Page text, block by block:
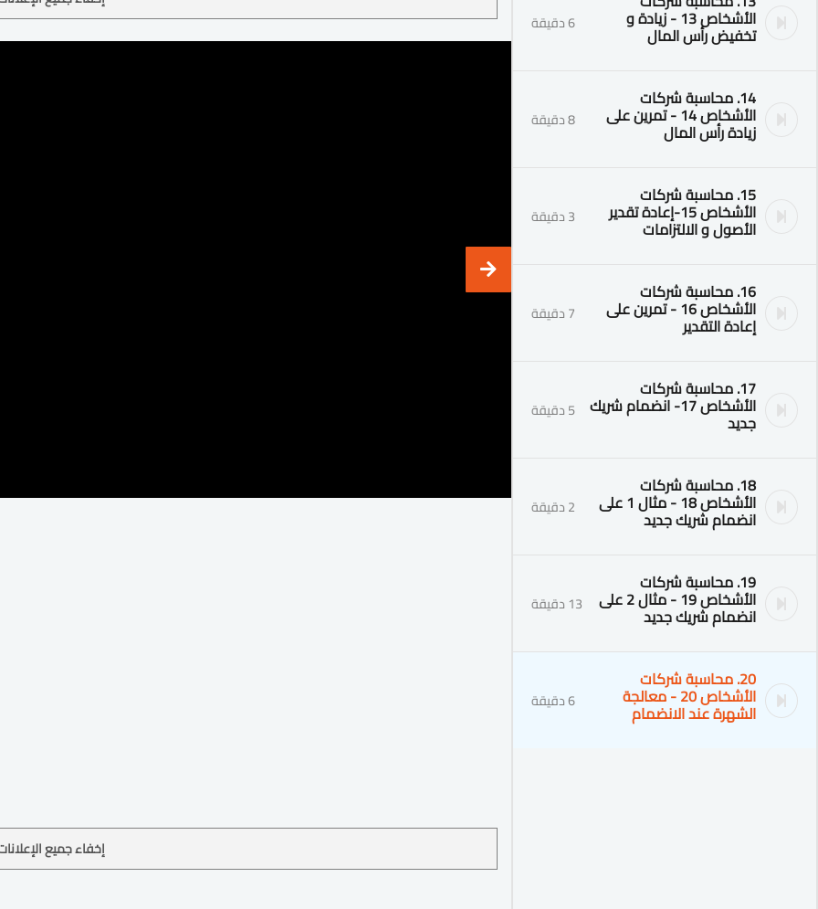
الأشخاص 13 - زيادة و
تخفيض رأس المال 6 دقيقة
14. محاسبة شركات
الأشخاص 14 - تمرين على
زيادة رأس المال 8 دقيقة
15. محاسبة شركات
الأشخاص 15-إعادة تقدير
الأصول و الالتزامات 3 دقيقة
16. محاسبة شركات
الأشخاص 16 - تمرين على
إعادة التقدير 7 دقيقة
17. محاسبة شركات
الأشخاص 17- انضمام شريك
جديد 5 دقيقة
18. محاسبة شركات
الأشخاص 18 - مثال 1 على
انضمام شريك جديد 2 دقيقة
19. محاسبة شركات
الأشخاص 19 - مثال 2 على
انضمام شريك جديد 13 دقيقة
20. محاسبة شركات
الأشخاص 20 - معالجة
الشهرة عند الانضمام 6 دقيقة
إخفاء جميع